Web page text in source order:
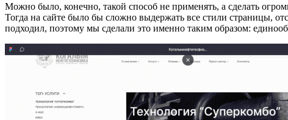
Можно было, конечно, такой способ не применять, а сделать
Тогда на сайте было бы сложно выдержать все стили страницы,
подходил, поэтому мы сделали это именно таким образом: